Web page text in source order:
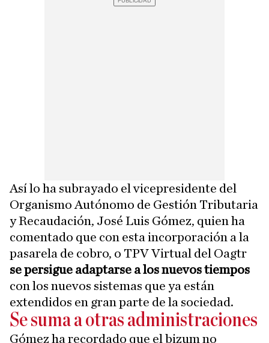
Así lo ha subrayado el vicepresidente del
Organismo Autónomo de Gestión Tributaria
y Recaudación, José Luis Gómez, quien ha
comentado que con esta incorporación a la
pasarela de cobro, o TPV Virtual del Oagtr
se persigue adaptarse a los nuevos tiempos
con los nuevos sistemas que ya están
extendidos en gran parte de la sociedad.
Se suma a otras administraciones
Gómez ha recordado que el bizum no